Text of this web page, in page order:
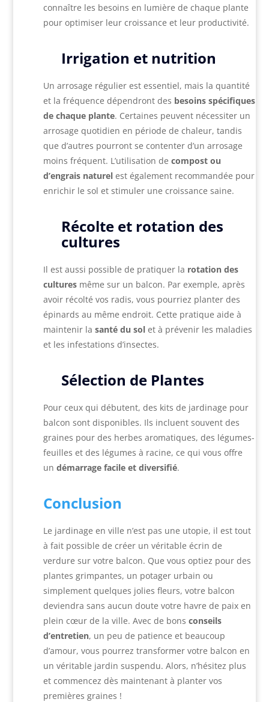
connaître les besoins en lumière de chaque plante
pour optimiser leur croissance et leur productivité.
Irrigation et nutrition
Un arrosage régulier est essentiel, mais la quantité
et la fréquence dépendront des besoins spécifiques
de chaque plante. Certaines peuvent nécessiter un
arrosage quotidien en période de chaleur, tandis
que d’autres pourront se contenter d’un arrosage
moins fréquent. L’utilisation decompost ou
d’engrais naturel est également recommandée pour
enrichir le sol et stimuler une croissance saine.
Récolte et rotation des
cultures
Il est aussi possible de pratiquer la rotation des
cultures même sur un balcon. Par exemple, après
avoir récolté vos radis, vous pourriez planter des
épinards au même endroit. Cette pratique aide à
maintenir lasanté du sol et à prévenir les maladies
et les infestations d’insectes.
Sélection de Plantes
Pour ceux qui débutent, des kits de jardinage pour
balcon sont disponibles. Ils incluent souvent des
graines pour des herbes aromatiques, des légumes-
feuilles et des légumes à racine, ce qui vous offre
undémarrage facile et diversifié.
Conclusion
Le jardinage en ville n’est pas une utopie, il est tout
à fait possible de créer un véritable écrin de
verdure sur votre balcon. Que vous optiez pour des
plantes grimpantes, un potager urbain ou
simplement quelques jolies fleurs, votre balcon
deviendra sans aucun doute votre havre de paix en
plein cœur de la ville. Avec de bonsconseils
d’entretien, un peu de patience et beaucoup
d’amour, vous pourrez transformer votre balcon en
un véritable jardin suspendu. Alors, n’hésitez plus
et commencez dès maintenant à planter vos
premières graines !